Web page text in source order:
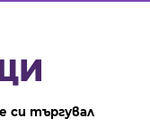
си търгувал